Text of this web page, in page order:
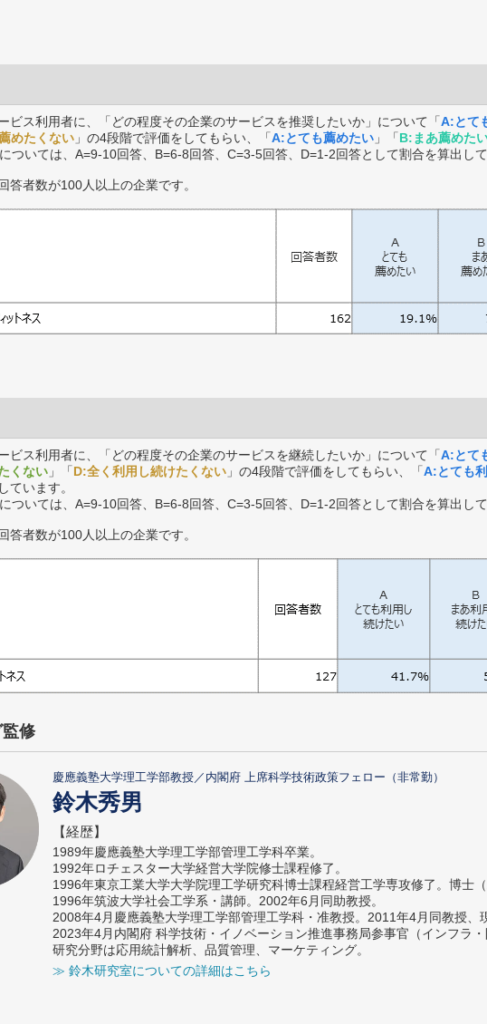
ビス利用者に、「どの程度その企業のサービスを推奨したいか」について「A:とて
めたくない 」の4段階で評価をしてもらい、「A:とても薦めたい 」「B:まあ薦めた
ついては、A=9-10回答、B=6-8回答、C=3-5回答、D=1-2回答として割合を算出して
答者数が100人以上の企業です。
ビス利用者に、「どの程度その企業のサービスを継続したいか」について「A:とて
くない 」「D:全く利用し続けたくない 」の4段階で評価をしてもらい、「A:とても
ています。
ついては、A=9-10回答、B=6-8回答、C=3-5回答、D=1-2回答として割合を算出して
答者数が100人以上の企業です。
修
慶應義塾大学理工学部教授／内閣府 上席科学技術政策フェロー（非常勤）
鈴木秀男
【経歴】
1989年慶應義塾大学理工学部管理工学科卒業。
1992年ロチェスター大学経営大学院修士課程修了。
1996年東京工業大学大学院理工学研究科博士課程経営工学専攻修了。博士（
1996年筑波大学社会工学系・講師。2002年6月同助教授。
2008年4月慶應義塾大学理工学部管理工学科・准教授。2011年4月同教授、
2023年4月内閣府 科学技術・イノベーション推進事務局参事官（インフラ
研究分野は応用統計解析、品質管理、マーケティング。
≫ 鈴木研究室についての詳細はこちら